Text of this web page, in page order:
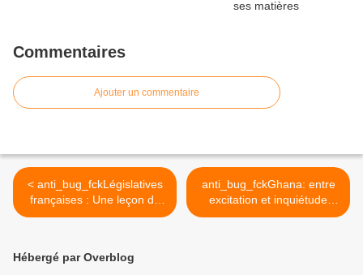
Commentaires
Ajouter un commentaire
< anti_bug_fckLégislatives
françaises : Une leçon de
démocratie pour les
anti_bug_fckGhana: entre
excitation et inquiétude
après la découverte de
Hébergé par Overblog